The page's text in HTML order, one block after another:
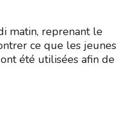
matin, reprenant le
ce que les jeunes
été utilisées afin de